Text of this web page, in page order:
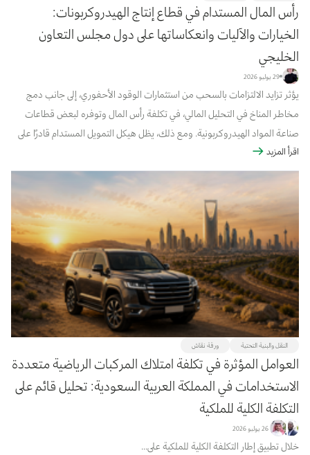
رأس المال المستدام في قطاع إنتاج الهيدروكربونات:
الخيارات والآليات وانعكاساتها على دول مجلس التعاون
الخليجي
29 يوليو 2026
يؤثر تزايد الالتزامات بالسحب من استثمارات الوقود الأحفوري، إلى جانب دمج
مخاطر المناخ في التحليل المالي، في تكلفة رأس المال وتوفره لبعض قطاعات
صناعة المواد الهيدروكربونية. ومع ذلك، يظل هيكل التمويل المستدام قادرًا على
استيعاب شركات النفط والغاز التي تحقق تقدمًا موثوقًا وقائمًا على أسس ...
اقرأ المزيد
النقل والبنية التحتية ورقة نقاش
العوامل المؤثرة في تكلفة امتلاك المركبات الرياضية متعددة
الاستخدامات في المملكة العربية السعودية: تحليل قائم على
التكلفة الكلية للملكية
26 يوليو 2026
خلال تطبيق إطار التكلفة الكلية للملكية على...